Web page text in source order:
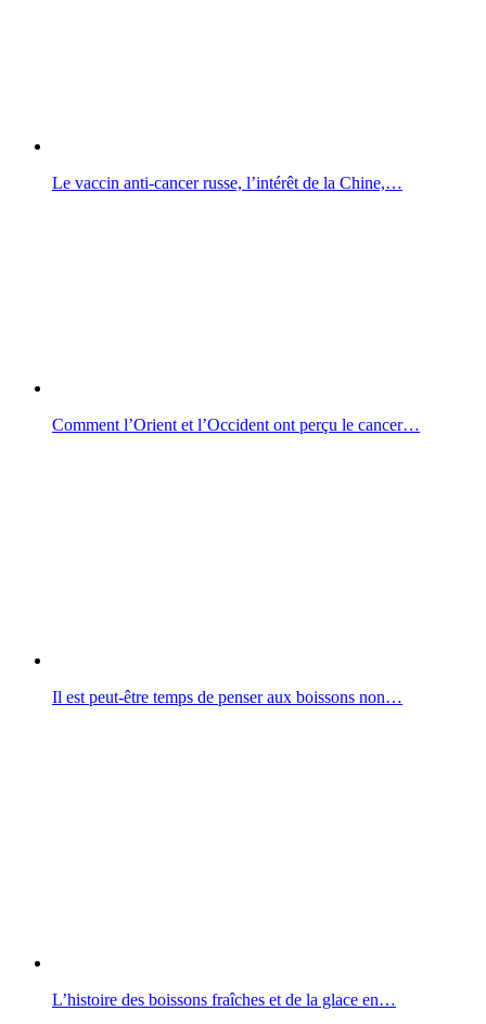
Le vaccin anti-cancer russe, l’intérêt de la Chine,…
Comment l’Orient et l’Occident ont perçu le cancer…
Il est peut-être temps de penser aux boissons non…
L’histoire des boissons fraîches et de la glace en…